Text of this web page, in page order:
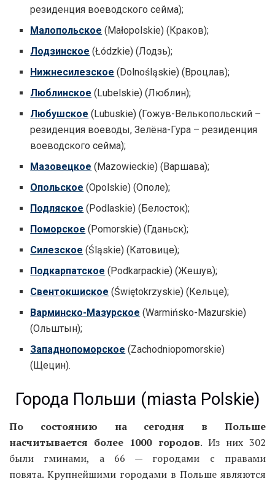
резиденция воеводского сейма);
Малопольское (Małopolskie) (Краков);
Лодзинское (Łódzkie) (Лодзь);
Нижнесилезское (Dolnośląskie) (Вроцлав);
Люблинское (Lubelskie) (Люблин);
Любушское (Lubuskie) (Гожув-Велькопольский –
резиденция воеводы, Зелёна-Гура – резиденция
воеводского сейма);
Мазовецкое (Mazowieckie) (Варшава);
Опольское (Opolskie) (Ополе);
Подляское (Podlaskie) (Белосток);
Поморское (Pomorskie) (Гданьск);
Силезское (Śląskie) (Катовице);
Подкарпатское (Podkarpackie) (Жешув);
Свентокшиское (Świętokrzyskie) (Кельце);
Варминско-Мазурское (Warmińsko-Mazurskie)
(Ольштын);
Западнопоморское (Zachodniopomorskie)
(Щецин).
Города Польши (miasta Polskie)
По состоянию на сегодня в Польше
насчитывается более 1000 городов. Из них 302
были гминами, а 66 — городами с правами
повята. Крупнейшими городами в Польше являются